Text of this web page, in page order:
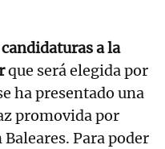
a la
que será elegida por
ha presentado una
promovida por
Para poder